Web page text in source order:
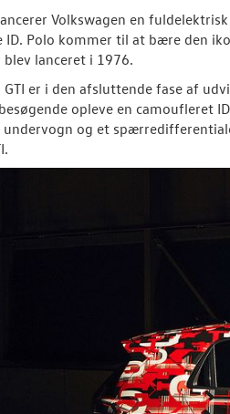
Volkswagen en
ID. Polo kommer til at bære den
blev lanceret i 1976.
GTI er i den afsluttende fase af
opleve en camoufleret
og et